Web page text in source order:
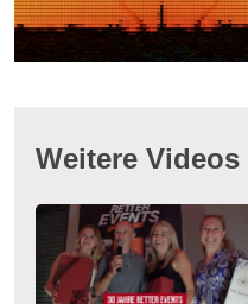
Weitere Videos